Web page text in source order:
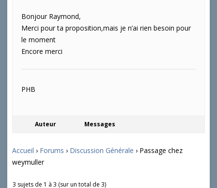
Bonjour Raymond,
Merci pour ta proposition,mais je n’ai rien besoin pour
le moment
Encore merci
PHB
Auteur Messages
Accueil › Forums › Discussion Générale › Passage chez
weymuller
3 sujets de 1 à 3 (sur un total de 3)